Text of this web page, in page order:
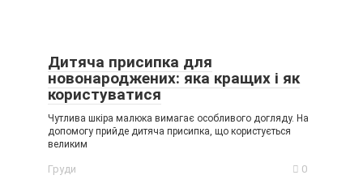
Дитяча присипка для
новонароджених: яка кращих і як
користуватися
Чутлива шкіра малюка вимагає особливого догляду. На
допомогу прийде дитяча присипка, що користується
великим
Груди 0